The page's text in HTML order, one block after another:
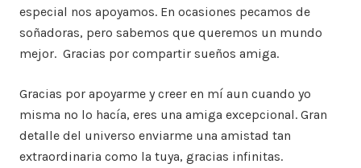
especial nos apoyamos. En ocasiones pecamos de
soñadoras, pero sabemos que queremos un mundo
mejor. Gracias por compartir sueños amiga.
Gracias por apoyarme y creer en mí aun cuando yo
misma no lo hacía, eres una amiga excepcional. Gran
detalle del universo enviarme una amistad tan
extraordinaria como la tuya, gracias infinitas.